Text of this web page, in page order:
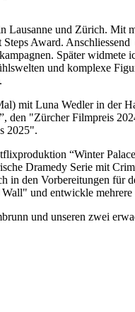
Lausanne und Zürich. Mit
Award.
Später widmete
und komplexe
mit Luna Wedler in der
den "Zürcher Filmpreis
2025".
“Winter
Dramedy Serie mit
in den Vorbereitungen für
und entwickle
und unseren zwei